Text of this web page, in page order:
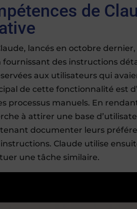
de
lancés en octobre
fournissant des instructions
aux utilisateurs qui
de cette fonctionnalité est
processus manuels. En
à attirer une base
documenter leurs
Claude utilise
une tâche similaire.